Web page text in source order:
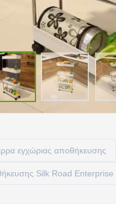
εγχώριας αποθήκευσης
Silk Road Enterprise